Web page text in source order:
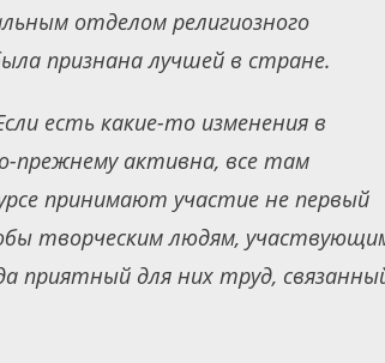
отделом религиозного
признана лучшей в стране.
есть какие-то изменения в
прежнему активна, все там
принимают участие не первый
творческим людям,
приятный для них труд,